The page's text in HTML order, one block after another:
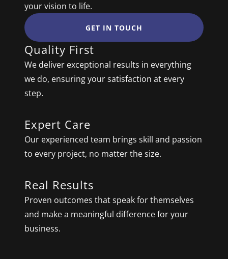
your vision to life.
GET IN TOUCH
Quality First
We deliver exceptional results in everything
we do, ensuring your satisfaction at every
step.
Expert Care
Our experienced team brings skill and passion
to every project, no matter the size.
Real Results
Proven outcomes that speak for themselves
and make a meaningful difference for your
business.